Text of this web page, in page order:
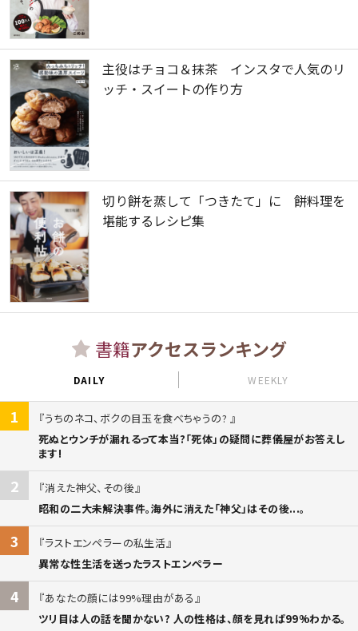
主役はチョコ＆抹茶 インスタで人気のリ
ッチ・スイートの作り方
切り餅を蒸して「つきたて」に 餅料理を
堪能するレシピ集
書籍アクセスランキング
DAILY WEEKLY
1
うちのネコ、ボクの目玉を食べちゃうの?
死ぬとウンチが漏れるって本当?「死体」の疑問に葬儀屋がお答えし
ます!
2
消えた神父、その後
昭和の二大未解決事件。海外に消えた「神父」はその後...。
3
ラストエンペラーの私生活
異常な性生活を送ったラストエンペラー
4
あなたの顔には99%理由がある
ツリ目は人の話を聞かない? 人の性格は、顔を見れば99%わかる。